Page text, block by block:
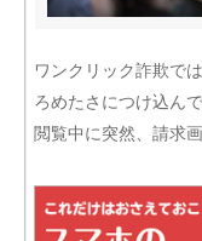
ワンクリック詐欺で
ろめたさにつけ込ん
閲覧中に突然、請求